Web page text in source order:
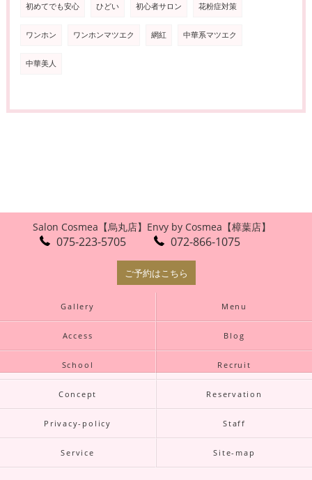
初めてでも安心 ひどい 初心者サロン 花粉症対策
ワンホン ワンホンマツエク 網紅 中華系マツエク
中華美人
Salon Cosmea【烏丸店】
075-223-5705
Envy by Cosmea【樟葉店】
072-866-1075
ご予約はこちら
Gallery Menu
Access Blog
School Recruit
Concept Reservation
Privacy-policy Staff
Service Site-map